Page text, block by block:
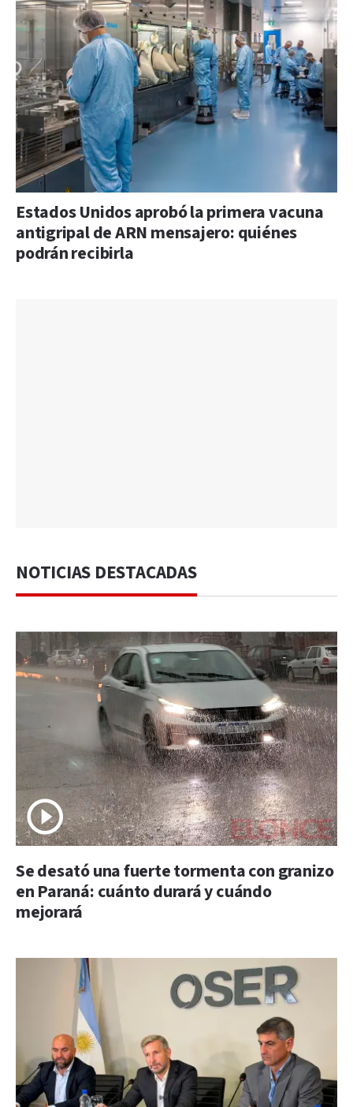
Estados Unidos aprobó la primera vacuna
antigripal de ARN mensajero: quiénes
podrán recibirla
NOTICIAS DESTACADAS
Se desató una fuerte tormenta con granizo
en Paraná: cuánto durará y cuándo
mejorará